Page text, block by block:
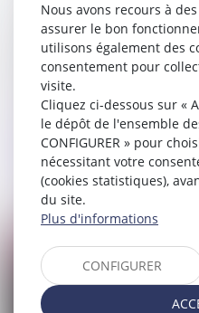
Détermination du
préempté : la
uniquement la
14/04/2025
Droit pénal
Nous avons recours à
assurer le bon
utilisons également des
consentement pour
visite.
Cliquez ci-dessous sur «
le dépôt de l'ensemble
CONFIGURER » pour
nécessitant votre
(cookies statistiques),
du site.
Plus d'informations
CONFIGURER